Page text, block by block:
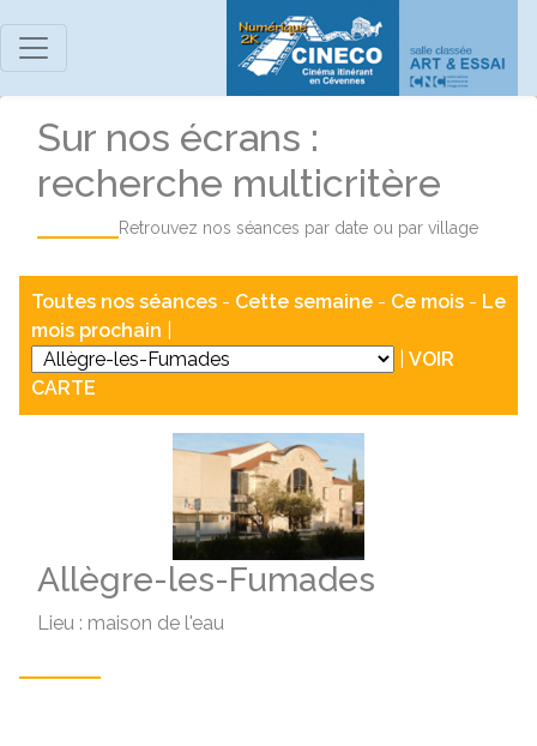
Sur nos écrans :
recherche multicritère
Retrouvez nos séances par date ou par village
Toutes nos séances - Cette semaine - Ce mois - Le
mois prochain
VOIR
CARTE
Allègre-les-Fumades
Lieu : maison de l'eau